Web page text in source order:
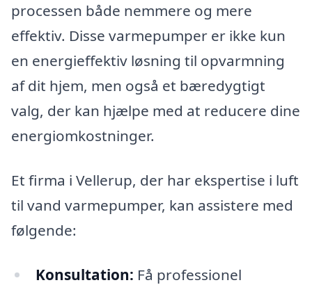
processen både nemmere og mere
effektiv. Disse varmepumper er ikke kun
en energieffektiv løsning til opvarmning
af dit hjem, men også et bæredygtigt
valg, der kan hjælpe med at reducere dine
energiomkostninger.
Et firma i Vellerup, der har ekspertise i luft
til vand varmepumper, kan assistere med
følgende:
Konsultation: Få professionel